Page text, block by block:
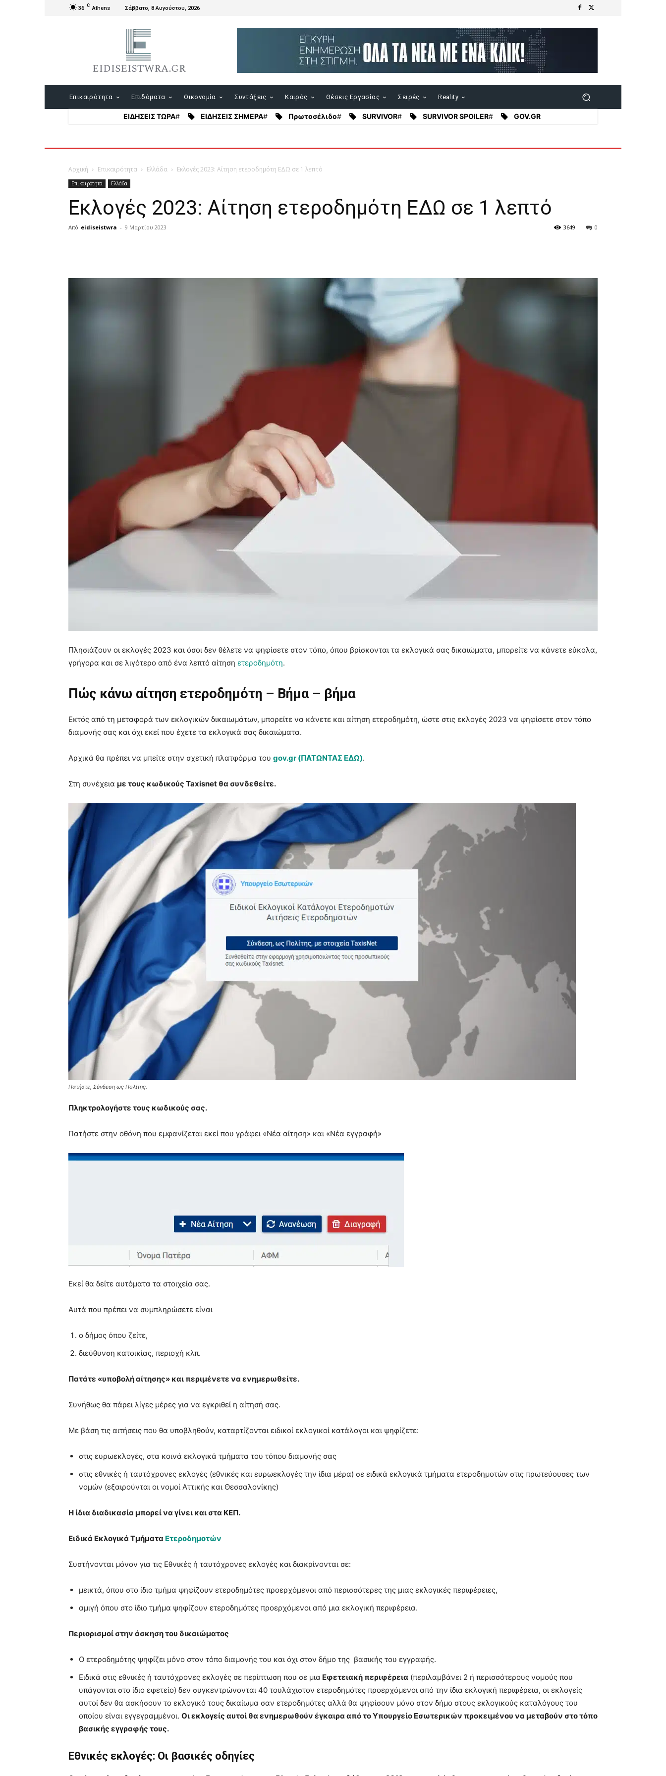
36 C Athens Σάββατο, 8 Αυγούστου, 2026
Επικαιρότητα Επιδόματα Οικονομία Συντάξεις Καιρός Θέσεις Εργασίας Σειρές Reality
ΕΙΔΗΣΕΙΣ ΤΩΡΑ# ΕΙΔΗΣΕΙΣ ΣΗΜΕΡΑ# Πρωτοσέλιδο# SURVIVOR# SURVIVOR SPOILER# GOV.GR
Αρχική Επικαιρότητα Ελλάδα Εκλογές 2023: Αίτηση ετεροδημότη ΕΔΩ σε 1 λεπτό
Επικαιρότητα Ελλάδα
Εκλογές 2023: Αίτηση ετεροδημότη ΕΔΩ σε 1 λεπτό
Από eidiseistwra - 9 Μαρτίου 2023 0
3649
Πλησιάζουν οι εκλογές 2023 και όσοι δεν θέλετε να ψηφίσετε στον τόπο, όπου βρίσκονται τα εκλογικά σας δικαιώματα, μπορείτε να κάνετε εύκολα,
γρήγορα και σε λιγότερο από ένα λεπτό αίτηση ετεροδημότη.
Πώς κάνω αίτηση ετεροδημότη – Βήμα – βήμα
Εκτός από τη μεταφορά των εκλογικών δικαιωμάτων, μπορείτε να κάνετε και αίτηση ετεροδημότη, ώστε στις εκλογές 2023 να ψηφίσετε στον τόπο
διαμονής σας και όχι εκεί που έχετε τα εκλογικά σας δικαιώματα.
Αρχικά θα πρέπει να μπείτε στην σχετική πλατφόρμα του gov.gr (ΠΑΤΩΝΤΑΣ ΕΔΩ).
Στη συνέχεια με τους κωδικούς Taxisnet θα συνδεθείτε.
Πατήστε, Σύνδεση ως Πολίτης.
Πληκτρολογήστε τους κωδικούς σας.
Πατήστε στην οθόνη που εμφανίζεται εκεί που γράφει «Νέα αίτηση» και «Νέα εγγραφή»
Εκεί θα δείτε αυτόματα τα στοιχεία σας.
Αυτά που πρέπει να συμπληρώσετε είναι
ο δήμος όπου ζείτε,
διεύθυνση κατοικίας, περιοχή κλπ.
Πατάτε «υποβολή αίτησης» και περιμένετε να ενημερωθείτε.
Συνήθως θα πάρει λίγες μέρες για να εγκριθεί η αίτησή σας.
Με βάση τις αιτήσεις που θα υποβληθούν, καταρτίζονται ειδικοί εκλογικοί κατάλογοι και ψηφίζετε:
στις ευρωεκλογές, στα κοινά εκλογικά τμήματα του τόπου διαμονής σας
στις εθνικές ή ταυτόχρονες εκλογές (εθνικές και ευρωεκλογές την ίδια μέρα) σε ειδικά εκλογικά τμήματα ετεροδημοτών στις πρωτεύουσες των
νομών (εξαιρούνται οι νομοί Αττικής και Θεσσαλονίκης)
Η ίδια διαδικασία μπορεί να γίνει και στα ΚΕΠ.
Ειδικά Εκλογικά Τμήματα Ετεροδημοτών
Συστήνονται μόνον για τις Εθνικές ή ταυτόχρονες εκλογές και διακρίνονται σε:
μεικτά, όπου στο ίδιο τμήμα ψηφίζουν ετεροδημότες προερχόμενοι από περισσότερες της μιας εκλογικές περιφέρειες,
αμιγή όπου στο ίδιο τμήμα ψηφίζουν ετεροδημότες προερχόμενοι από μια εκλογική περιφέρεια.
Περιορισμοί στην άσκηση του δικαιώματος
Ο ετεροδημότης ψηφίζει μόνο στον τόπο διαμονής του και όχι στον δήμο της βασικής του εγγραφής.
Ειδικά στις εθνικές ή ταυτόχρονες εκλογές σε περίπτωση που σε μια Εφετειακή περιφέρεια (περιλαμβάνει 2 ή περισσότερους νομούς που
υπάγονται στο ίδιο εφετείο) δεν συγκεντρώνονται 40 τουλάχιστον ετεροδημότες προερχόμενοι από την ίδια εκλογική περιφέρεια, οι εκλογείς
αυτοί δεν θα ασκήσουν το εκλογικό τους δικαίωμα σαν ετεροδημότες αλλά θα ψηφίσουν μόνο στον δήμο στους εκλογικούς καταλόγους του
οποίου είναι εγγεγραμμένοι. Οι εκλογείς αυτοί θα ενημερωθούν έγκαιρα από το Υπουργείο Εσωτερικών προκειμένου να μεταβούν στο τόπο
βασικής εγγραφής τους.
Εθνικές εκλογές: Οι βασικές οδηγίες